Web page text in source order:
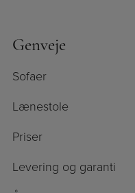
Genveje
Sofaer
Lænestole
Priser
Levering og garanti